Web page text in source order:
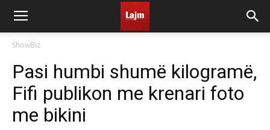
ShowBiz
Pasi humbi shumë kilogramë,
Fifi publikon me krenari foto
me bikini